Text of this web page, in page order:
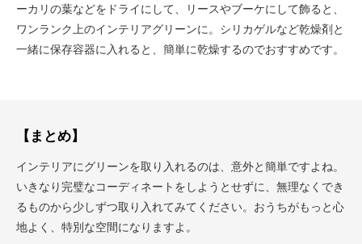
ーカリの葉などをドライにして、リースやブーケにして飾ると、
ワンランク上のインテリアグリーンに。シリカゲルなど乾燥剤と
一緒に保存容器に入れると、簡単に乾燥するのでおすすめです。
【まとめ】
インテリアにグリーンを取り入れるのは、意外と簡単ですよね。
いきなり完璧なコーディネートをしようとせずに、無理なくでき
るものから少しずつ取り入れてみてください。おうちがもっと心
地よく、特別な空間になりますよ。